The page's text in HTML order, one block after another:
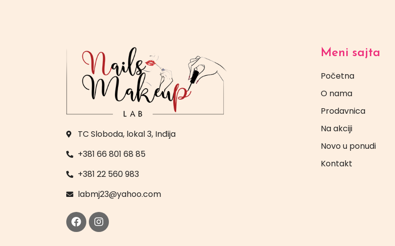
TC Sloboda, lokal 3, Inđija
+381 66 801 68 85
+381 22 560 983
labmj23@yahoo.com
Meni sajta
Početna
O nama
Prodavnica
Na akciji
Novo u ponudi
Kontakt